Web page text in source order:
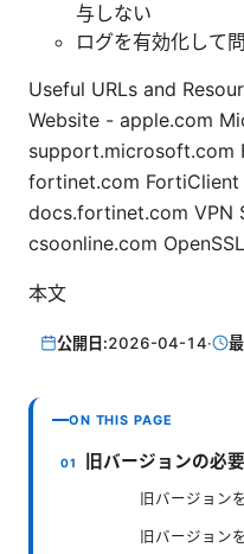
与しない
ログを有効化して
Useful URLs and
Website - apple.com
support.microsoft.com
fortinet.com
docs.fortinet.com VPN
csoonline.com
本文
公開日:2026-04-14·
ON THIS PAGE
旧バージョンの必
旧バージョン
旧バージョン